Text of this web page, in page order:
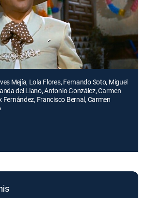
viaja a España para reclamar
que le ha comprado a un noble
con que el conde ha muerto
le ha dejado una casa en
por una familia de gitanos.
Cortés
Mejía, Lola Flores, Fernando Soto, Miguel
del Llano, Antonio González, Carmen
Fernández, Francisco Bernal, Carmen